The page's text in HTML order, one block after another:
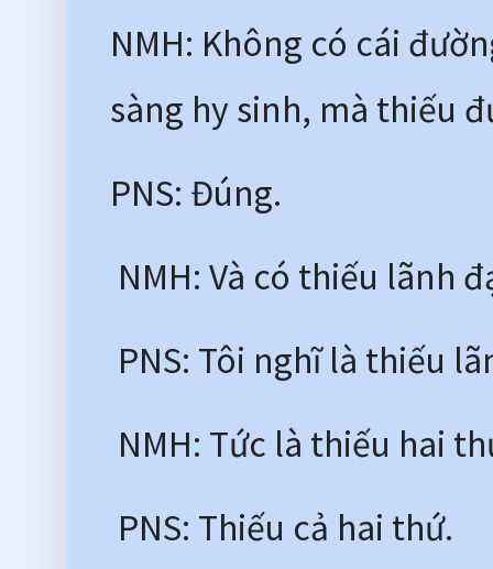
NMH: Không có cái
sàng hy sinh, mà thiếu
PNS: Đúng.
NMH: Và có thiếu lãnh
PNS: Tôi nghĩ là thiếu
NMH: Tức là thiếu hai
PNS: Thiếu cả hai thứ.